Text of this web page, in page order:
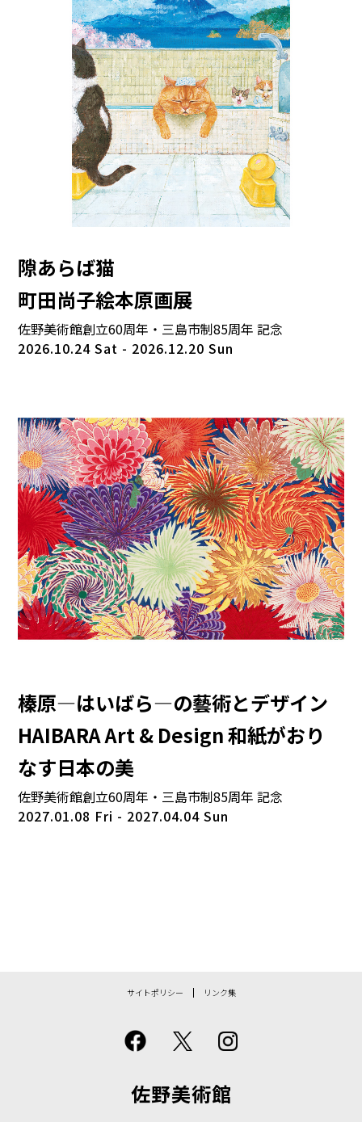
隙あらば猫
町田尚子絵本原画展
佐野美術館創立60周年・三島市制85周年 記念
2026.10.24 Sat - 2026.12.20 Sun
榛原―はいばら―の藝術とデザイン
HAIBARA Art & Design 和紙がおり
なす日本の美
佐野美術館創立60周年・三島市制85周年 記念
2027.01.08 Fri - 2027.04.04 Sun
サイトポリシー リンク集
佐野美術館